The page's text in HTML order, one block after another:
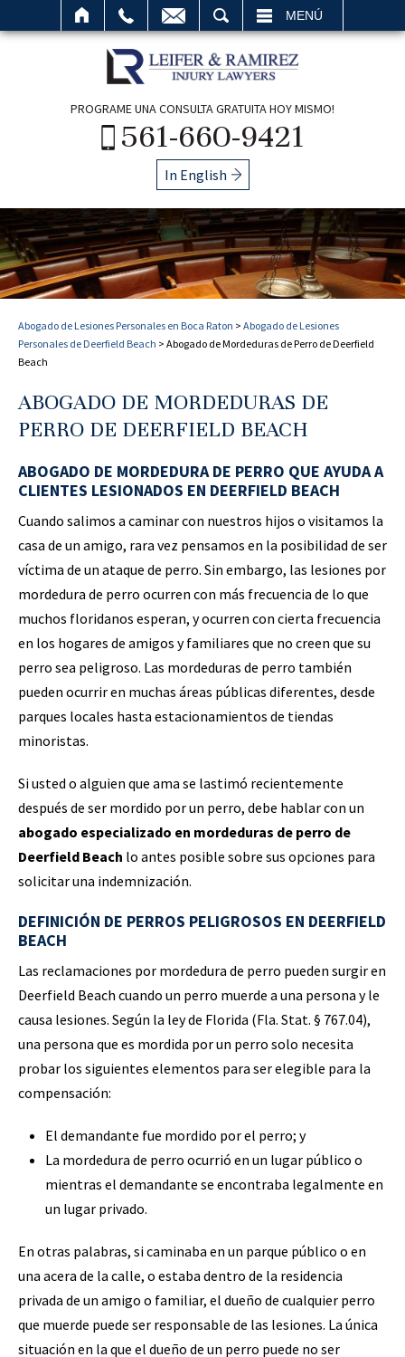
MENÚ
PROGRAME UNA CONSULTA GRATUITA HOY MISMO!
561-660-9421
In English
Abogado de Lesiones Personales en Boca Raton > Abogado de Lesiones
Personales de Deerfield Beach > Abogado de Mordeduras de Perro de Deerfield
Beach
ABOGADO DE MORDEDURAS DE
PERRO DE DEERFIELD BEACH
ABOGADO DE MORDEDURA DE PERRO QUE AYUDA A
CLIENTES LESIONADOS EN DEERFIELD BEACH
Cuando salimos a caminar con nuestros hijos o visitamos la
casa de un amigo, rara vez pensamos en la posibilidad de ser
víctima de un ataque de perro. Sin embargo, las lesiones por
mordedura de perro ocurren con más frecuencia de lo que
muchos floridanos esperan, y ocurren con cierta frecuencia
en los hogares de amigos y familiares que no creen que su
perro sea peligroso. Las mordeduras de perro también
pueden ocurrir en muchas áreas públicas diferentes, desde
parques locales hasta estacionamientos de tiendas
minoristas.
Si usted o alguien que ama se lastimó recientemente
después de ser mordido por un perro, debe hablar con un
abogado especializado en mordeduras de perro de
Deerfield Beach lo antes posible sobre sus opciones para
solicitar una indemnización.
DEFINICIÓN DE PERROS PELIGROSOS EN DEERFIELD
BEACH
Las reclamaciones por mordedura de perro pueden surgir en
Deerfield Beach cuando un perro muerde a una persona y le
causa lesiones. Según la ley de Florida (Fla. Stat. § 767.04),
una persona que es mordida por un perro solo necesita
probar los siguientes elementos para ser elegible para la
compensación:
El demandante fue mordido por el perro; y
La mordedura de perro ocurrió en un lugar público o
mientras el demandante se encontraba legalmente en
un lugar privado.
En otras palabras, si caminaba en un parque público o en
una acera de la calle, o estaba dentro de la residencia
privada de un amigo o familiar, el dueño de cualquier perro
que muerde puede ser responsable de las lesiones. La única
situación en la que el dueño de un perro puede no ser